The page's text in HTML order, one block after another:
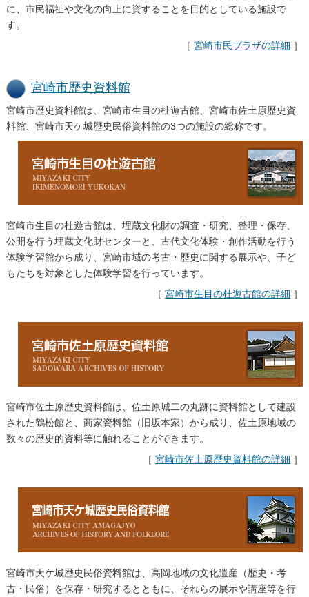
に、市民福祉や文化の向上に資することを目的としている施設で
す。
［宮崎市民プラザの詳細 ］
宮崎市歴史資料館
宮崎市歴史資料館は、宮崎市生目の杜遊古館、宮崎市佐土原歴史資
料館、宮崎市天ケ城歴史民俗資料館の3つの施設の総称です。
宮崎市生目の杜遊古館は、埋蔵文化財の調査・研究、整理・保存、
公開を行う埋蔵文化財センターと、古代文化体験・創作活動を行う
体験学習館から成り、宮崎市域の考古・歴史に関する展示や、子ど
もたちを対象とした体験学習を行っています。
［宮崎市生目の杜遊古館の詳細 ］
宮崎市佐土原歴史資料館は、佐土原城二の丸跡に資料館として建設
された鶴松館と、商家資料館（旧坂本家）から成り、佐土原地域の
数々の歴史的資料等に触れることができます。
［宮崎市佐土原歴史資料館の詳細 ］
宮崎市天ケ城歴史民俗資料館は、高岡地域の文化遺産（歴史・考
古・民俗）を保存・研究するとともに、それらの展示や講座等を行